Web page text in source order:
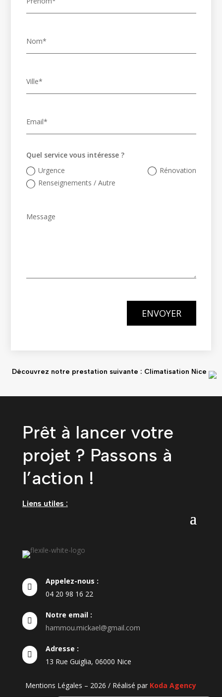
Quel service vous intéresse ?
Urgence
Rénovation
Renseignements / Autre
ENVOYER
Découvrez notre prestation suivante : Climatisation Nice
Prêt à lancer votre
projet ? Passons à
l’action !
Liens utiles :

Appelez-nous :
04 20 98 16 22

Notre email :
hammou.mickael@gmail.com

Adresse :
13 Rue Guiglia, 06000 Nice
Mentions Légales – 2026 / Réalisé par Koda Agency